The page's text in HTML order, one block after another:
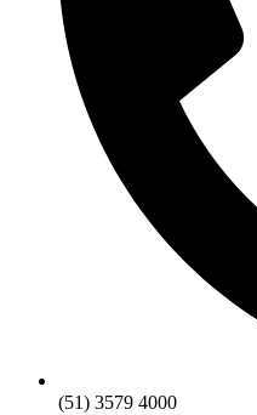
(51) 3579 4000